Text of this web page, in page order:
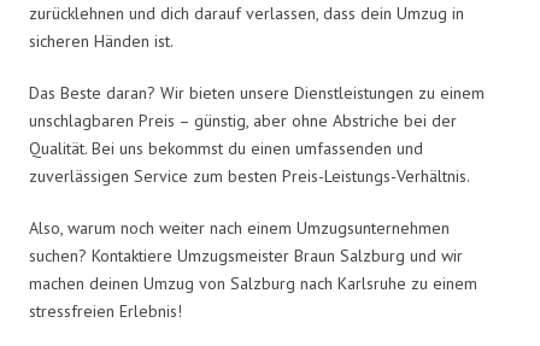
zurücklehnen und dich darauf verlassen, dass dein Umzug in
sicheren Händen ist.
Das Beste daran? Wir bieten unsere Dienstleistungen zu einem
unschlagbaren Preis – günstig, aber ohne Abstriche bei der
Qualität. Bei uns bekommst du einen umfassenden und
zuverlässigen Service zum besten Preis-Leistungs-Verhältnis.
Also, warum noch weiter nach einem Umzugsunternehmen
suchen? Kontaktiere Umzugsmeister Braun Salzburg und wir
machen deinen Umzug von Salzburg nach Karlsruhe zu einem
stressfreien Erlebnis!